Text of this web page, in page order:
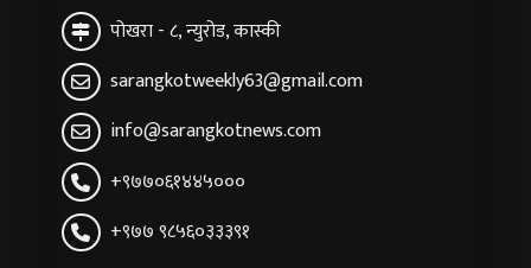
पोखरा - ८, न्युरोड, कास्की
sarangkotweekly63@gmail.com
info@sarangkotnews.com
+९७७०६१४४५०००
+९७७ ९८५६०३३३९१